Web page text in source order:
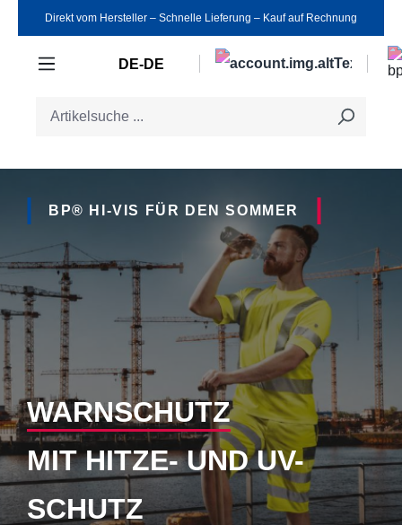
Zum Hauptinhalt springen
Direkt vom Hersteller ‒ Schnelle Lieferung ‒ Kauf auf Rechnung
DE-DE
BP® HI-VIS FÜR DEN SOMMER
WARNSCHUTZ
MIT HITZE- UND UV-
SCHUTZ